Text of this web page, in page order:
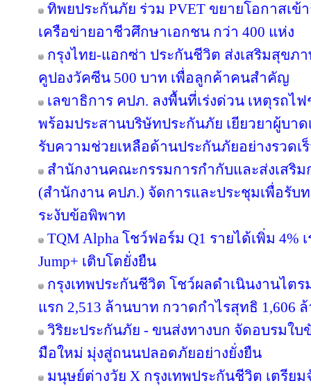
ทิพยประกันภัย ร่วม PVET ขยายโอกาสเ
เครือข่ายอาชีวศึกษาเอกชน กว่า 400 แห่ง
กรุงไทย-แอกซ่า ประกันชีวิต ส่งเสริมสุขภ
คูปองวัคซีน 500 บาท เพื่อลูกค้าคนสำคัญ
เลขาธิการ คปภ. ลงพื้นที่เร่งด่วน เหตุรถไ
พร้อมประสานบริษัทประกันภัย เยียวยาผู้บา
รับความช่วยเหลือด้านประกันภัยอย่างรวดเ
สำนักงานคณะกรรมการกำกับและส่งเสริ
(สำนักงาน คปภ.) จัดการและประชุมเพื่อรับ
ระงับข้อพิพาท
TQM Alpha โชว์ฟอร์ม Q1 รายได้เพิ่ม
Jump+ เติบโตยั่งยืน
กรุงเทพประกันชีวิต โชว์ผลดำเนินงานไตร
แรก 2,513 ล้านบาท กวาดกำไรสุทธิ 1,606
วิริยะประกันภัย - ขนส่งทางบก จัดอบรมใบ
มือใหม่ มุ่งสู่ถนนปลอดภัยอย่างยั่งยืน
มนุษย์ต่างวัย X กรุงเทพประกันชีวิต เตรียม